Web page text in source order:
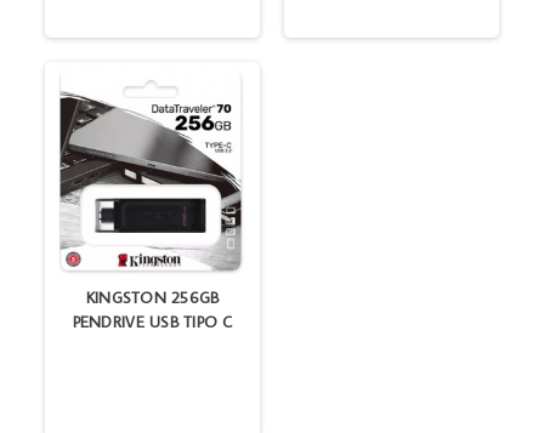
KINGSTON 256GB
PENDRIVE USB TIPO C